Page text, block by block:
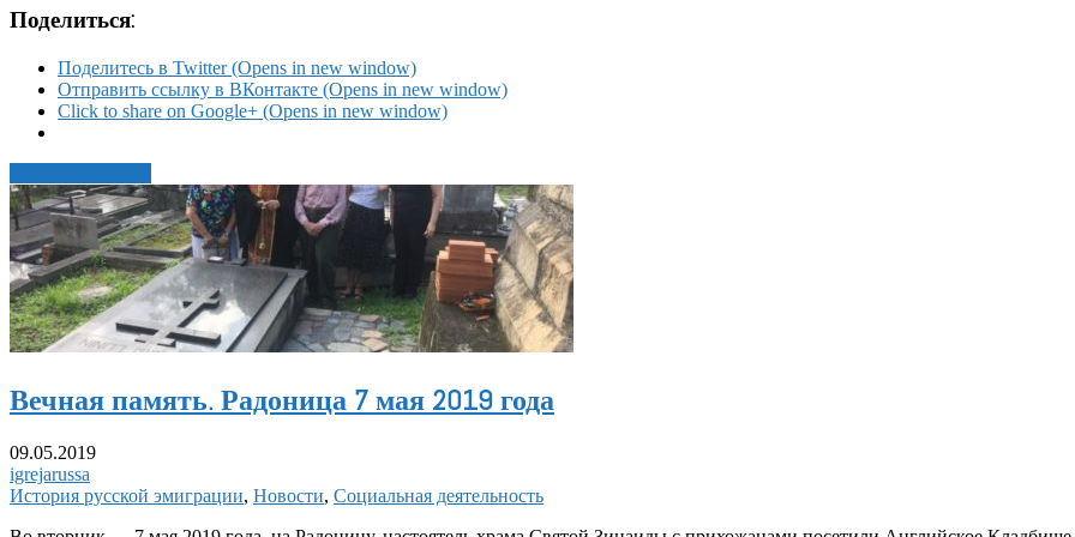
Поделиться:
Поделитесь в Twitter (Opens in new window)
Отправить ссылку в ВКонтакте (Opens in new window)
Click to share on Google+ (Opens in new window)
Вечная память. Радоница 7 мая 2019 года
09.05.2019
igrejarussa
История русской эмиграции, Новости, Социальная деятельность